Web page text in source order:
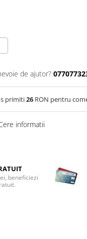
de ajutor?
primiti26 RON pentru
informatii
beneficiezi